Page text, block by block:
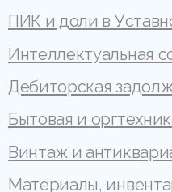
ПИК и доли в
Интеллектуальная
Дебиторская
Бытовая и
Винтаж и
Материалы,